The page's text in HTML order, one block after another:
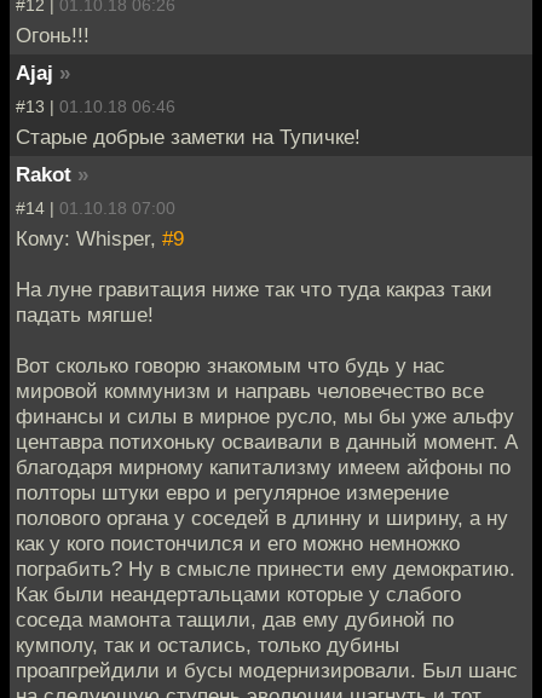
#12 | 01.10.18 06:26
Огонь!!!
Ajaj »
#13 | 01.10.18 06:46
Старые добрые заметки на Тупичке!
Rakot »
#14 | 01.10.18 07:00
Кому: Whisper, #9
На луне гравитация ниже так что туда какраз таки
падать мягше!
Вот сколько говорю знакомым что будь у нас
мировой коммунизм и направь человечество все
финансы и силы в мирное русло, мы бы уже альфу
центавра потихоньку осваивали в данный момент. А
благодаря мирному капитализму имеем айфоны по
полторы штуки евро и регулярное измерение
полового органа у соседей в длинну и ширину, а ну
как у кого поистончился и его можно немножко
пограбить? Ну в смысле принести ему демократию.
Как были неандертальцами которые у слабого
соседа мамонта тащили, дав ему дубиной по
кумполу, так и остались, только дубины
проапгрейдили и бусы модернизировали. Был шанс